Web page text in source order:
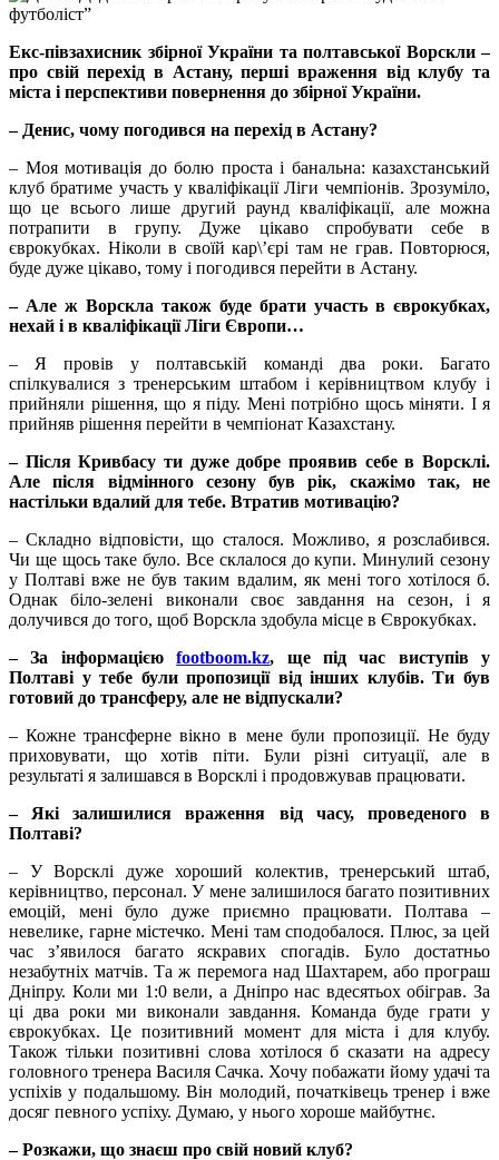
Екс-півзахисник збірної України та полтавської Ворскли –
про свій перехід в Астану, перші враження від клубу та
міста і перспективи повернення до збірної України.
– Денис, чому погодився на перехід в Астану?
– Моя мотивація до болю проста і банальна: казахстанський
клуб братиме участь у кваліфікації Ліги чемпіонів. Зрозуміло,
що це всього лише другий раунд кваліфікації, але можна
потрапити в групу. Дуже цікаво спробувати себе в
єврокубках. Ніколи в своїй кар\’єрі там не грав. Повторюся,
буде дуже цікаво, тому і погодився перейти в Астану.
– Але ж Ворскла також буде брати участь в єврокубках,
нехай і в кваліфікації Ліги Європи…
– Я провів у полтавській команді два роки. Багато
спілкувалися з тренерським штабом і керівництвом клубу і
прийняли рішення, що я піду. Мені потрібно щось міняти. І я
прийняв рішення перейти в чемпіонат Казахстану.
– Після Кривбасу ти дуже добре проявив себе в Ворсклі.
Але після відмінного сезону був рік, скажімо так, не
настільки вдалий для тебе. Втратив мотивацію?
– Складно відповісти, що сталося. Можливо, я розслабився.
Чи ще щось таке було. Все склалося до купи. Минулий сезону
у Полтаві вже не був таким вдалим, як мені того хотілося б.
Однак біло-зелені виконали своє завдання на сезон, і я
долучився до того, щоб Ворскла здобула місце в Єврокубках.
– За інформацієюfootboom.kz, ще під час виступів у
Полтаві у тебе були пропозиції від інших клубів. Ти був
готовий до трансферу, але не відпускали?
– Кожне трансферне вікно в мене були пропозиції. Не буду
приховувати, що хотів піти. Були різні ситуації, але в
результаті я залишався в Ворсклі і продовжував працювати.
– Які залишилися враження від часу, проведеного в
Полтаві?
– У Ворсклі дуже хороший колектив, тренерський штаб,
керівництво, персонал. У мене залишилося багато позитивних
емоцій, мені було дуже приємно працювати. Полтава –
невелике, гарне містечко. Мені там сподобалося. Плюс, за цей
час з’явилося багато яскравих спогадів. Було достатньо
незабутніх матчів. Та ж перемога над Шахтарем, або програш
Дніпру. Коли ми 1:0 вели, а Дніпро нас вдесятьох обіграв. За
ці два роки ми виконали завдання. Команда буде грати у
єврокубках. Це позитивний момент для міста і для клубу.
Також тільки позитивні слова хотілося б сказати на адресу
головного тренера Василя Сачка. Хочу побажати йому удачі та
успіхів у подальшому. Він молодий, початківець тренер і вже
досяг певного успіху. Думаю, у нього хороше майбутнє.
– Розкажи, що знаєш про свій новий клуб?